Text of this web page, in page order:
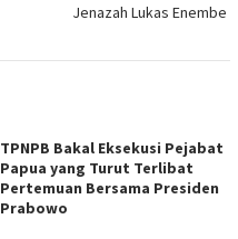
Jenazah Lukas Enembe
TPNPB Bakal Eksekusi Pejabat
Papua yang Turut Terlibat
Pertemuan Bersama Presiden
Prabowo